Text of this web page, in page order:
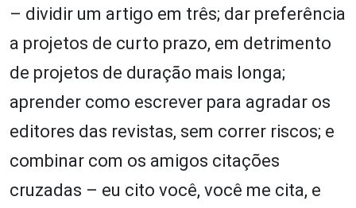
– dividir um artigo em três; dar preferência
a projetos de curto prazo, em detrimento
de projetos de duração mais longa;
aprender como escrever para agradar os
editores das revistas, sem correr riscos; e
combinar com os amigos citações
cruzadas – eu cito você, você me cita, e